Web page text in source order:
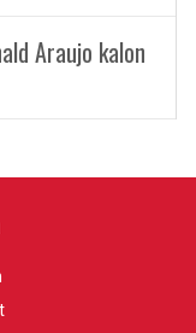
Araujo kalon